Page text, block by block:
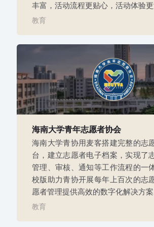
丰富，活动流程更贴心，活动体验更
教育
海南大学青年志愿者协会
海南大学青协用麦客搭建完整的志
台，建立志愿者电子档案，实现了
管理、审核、通知等工作流程的一
校版助力青协开展每年上百次的志
愿者管理提供高效的数字化解决方案
教育